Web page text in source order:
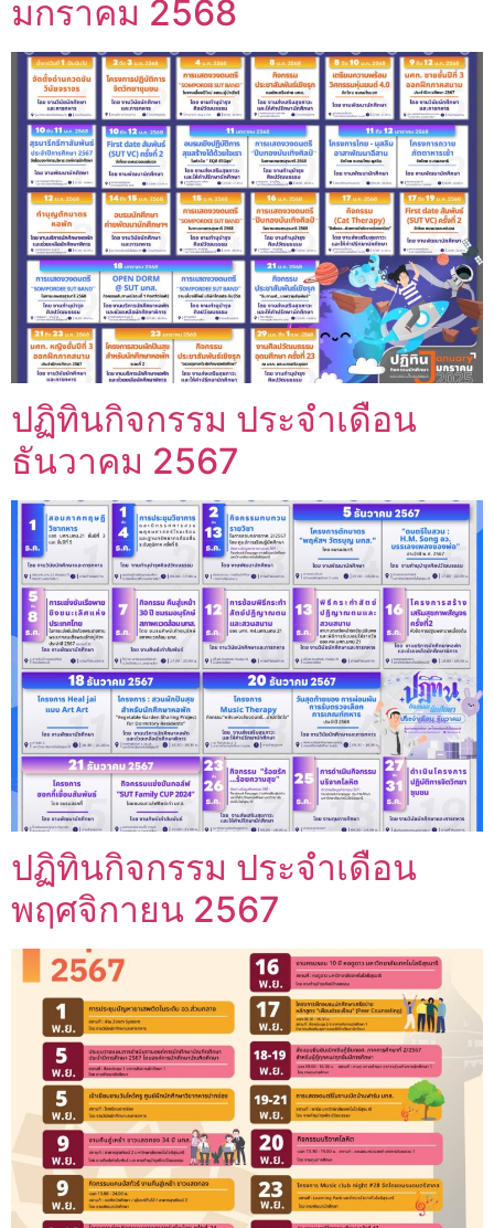
มกราคม 2568
ปฏิทินกิจกรรม ประจำเดือน
ธันวาคม 2567
ปฏิทินกิจกรรม ประจำเดือน
พฤศจิกายน 2567